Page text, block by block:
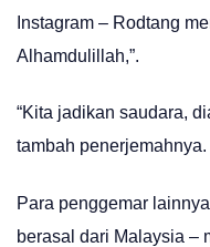
Instagram – Rodtang
Alhamdulillah,”.
“Kita jadikan saudara,
tambah penerjemahnya.
Para penggemar
berasal dari Malaysia –